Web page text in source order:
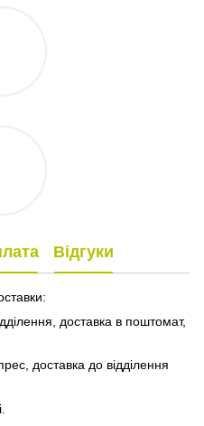
Відгуки
доставка в поштомат,
доставка до відділення